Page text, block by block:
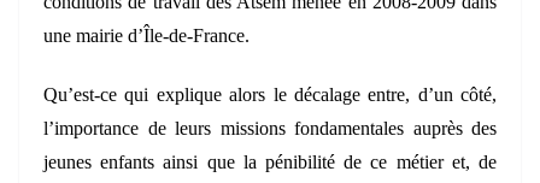
une mairie d’Île-de-France.
Qu’est-ce qui explique alors le décalage entre, d’un côté,
l’importance de leurs missions fondamentales auprès des
jeunes enfants ainsi que la pénibilité de ce métier et, de